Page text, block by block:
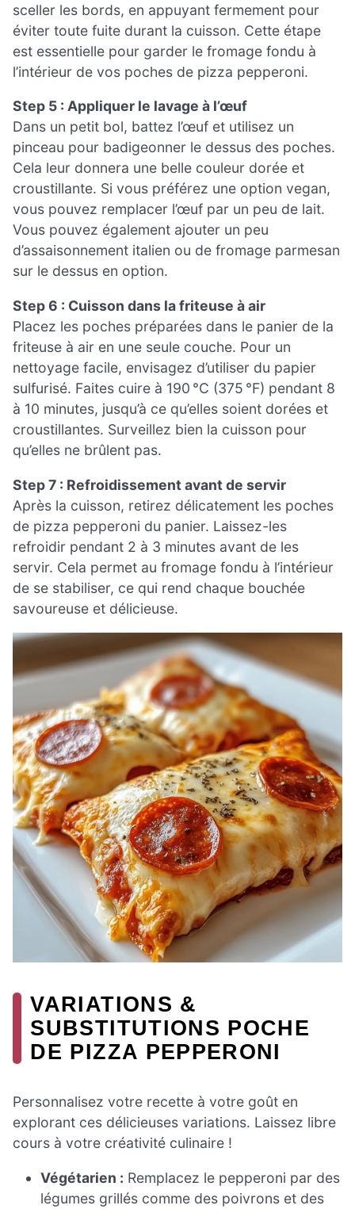
sceller les bords, en appuyant fermement pour
éviter toute fuite durant la cuisson. Cette étape
est essentielle pour garder le fromage fondu à
l’intérieur de vos poches de pizza pepperoni.
Step 5 : Appliquer le lavage à l’œuf
Dans un petit bol, battez l’œuf et utilisez un
pinceau pour badigeonner le dessus des poches.
Cela leur donnera une belle couleur dorée et
croustillante. Si vous préférez une option vegan,
vous pouvez remplacer l’œuf par un peu de lait.
Vous pouvez également ajouter un peu
d’assaisonnement italien ou de fromage parmesan
sur le dessus en option.
Step 6 : Cuisson dans la friteuse à air
Placez les poches préparées dans le panier de la
friteuse à air en une seule couche. Pour un
nettoyage facile, envisagez d’utiliser du papier
sulfurisé. Faites cuire à 190 °C (375 °F) pendant 8
à 10 minutes, jusqu’à ce qu’elles soient dorées et
croustillantes. Surveillez bien la cuisson pour
qu’elles ne brûlent pas.
Step 7 : Refroidissement avant de servir
Après la cuisson, retirez délicatement les poches
de pizza pepperoni du panier. Laissez-les
refroidir pendant 2 à 3 minutes avant de les
servir. Cela permet au fromage fondu à l’intérieur
de se stabiliser, ce qui rend chaque bouchée
savoureuse et délicieuse.
VARIATIONS &
SUBSTITUTIONS POCHE
DE PIZZA PEPPERONI
Personnalisez votre recette à votre goût en
explorant ces délicieuses variations. Laissez libre
cours à votre créativité culinaire !
Végétarien : Remplacez le pepperoni par des
légumes grillés comme des poivrons et des